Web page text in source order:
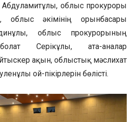
облыс прокуроры
облыс әкімінің орынбасары
облыс прокурорының
Серікұлы, ата-аналар
ақын, облыстық мәслихат
ой-пікірлерін бөлісті.